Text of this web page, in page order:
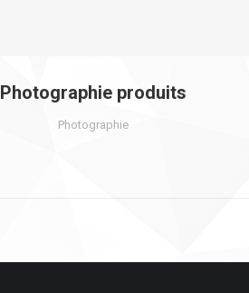
Photographie produits
Photographie